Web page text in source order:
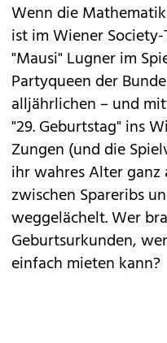
Wenn die
ist im Wiener
"Mausi" Lugner im
Partyqueen der
alljährlichen – und
"29. Geburtstag" ins
Zungen (und die
ihr wahres Alter
zwischen Spareribs
weggelächelt. Wer
Geburtsurkunden,
einfach mieten kann?